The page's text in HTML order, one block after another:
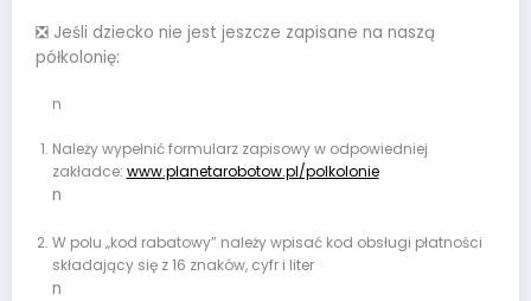
❎ Jeśli dziecko nie jest jeszcze zapisane na naszą
półkolonię:
n
Należy wypełnić formularz zapisowy w odpowiedniej
zakładce: www.planetarobotow.pl/polkolonie
n
W polu „kod rabatowy” należy wpisać kod obsługi płatności
składający się z 16 znaków, cyfr i liter
n